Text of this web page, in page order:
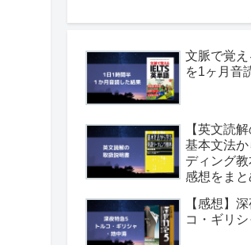
文脈で覚
を1ヶ月音
【英文読
基本文法
ディング
感想をまと
【感想】
コ・ギリ